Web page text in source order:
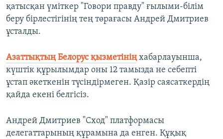
қатысқан үміткер "Говори правду" ғылыми-білім
беру бірлестігінің тең төрағасы Андрей Дмитриев
ұсталды.
Азаттықтың Белорус қызметініңхабарлауынша,
күштік құрылымдар оны 12 тамызда не себепті
ұстап әкеткенін түсіндірмеген. Қазір саясаткердің
қайда екені белгісіз.
Андрей Дмитриев "Сход" платформасы
делегаттарының құрамына да енген. Құқық